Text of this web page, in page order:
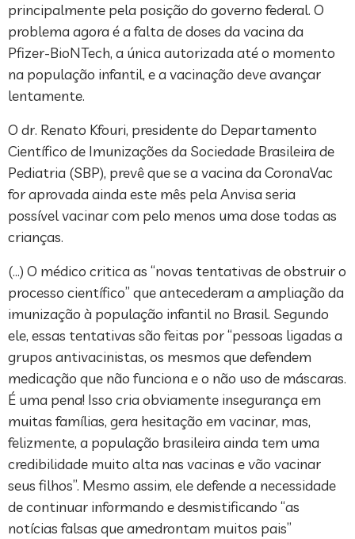
principalmente pela posição do governo federal. O
problema agora é a falta de doses da vacina da
Pfizer-BioNTech, a única autorizada até o momento
na população infantil, e a vacinação deve avançar
lentamente.
O dr. Renato Kfouri, presidente do Departamento
Científico de Imunizações da Sociedade Brasileira de
Pediatria (SBP), prevê que se a vacina da CoronaVac
for aprovada ainda este mês pela Anvisa seria
possível vacinar com pelo menos uma dose todas as
crianças.
(…) O médico critica as “novas tentativas de obstruir o
processo científico” que antecederam a ampliação da
imunização à população infantil no Brasil. Segundo
ele, essas tentativas são feitas por “pessoas ligadas a
grupos antivacinistas, os mesmos que defendem
medicação que não funciona e o não uso de máscaras.
É uma pena! Isso cria obviamente insegurança em
muitas famílias, gera hesitação em vacinar, mas,
felizmente, a população brasileira ainda tem uma
credibilidade muito alta nas vacinas e vão vacinar
seus filhos”. Mesmo assim, ele defende a necessidade
de continuar informando e desmistificando “as
notícias falsas que amedrontam muitos pais”